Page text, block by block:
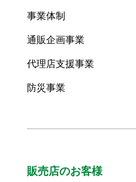
事業体制
通販企画事業
代理店支援事業
防災事業
販売店のお客様